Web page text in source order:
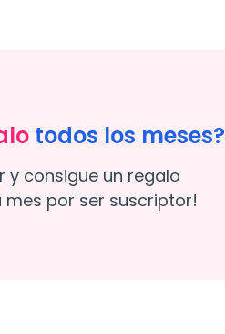
todos los meses?
y consigue un regalo
por ser suscriptor!